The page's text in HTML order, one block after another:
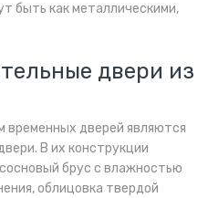
быть как металлическими,
двери из
дверей являются
В их конструкции
брус с влажностью
облицовка твердой